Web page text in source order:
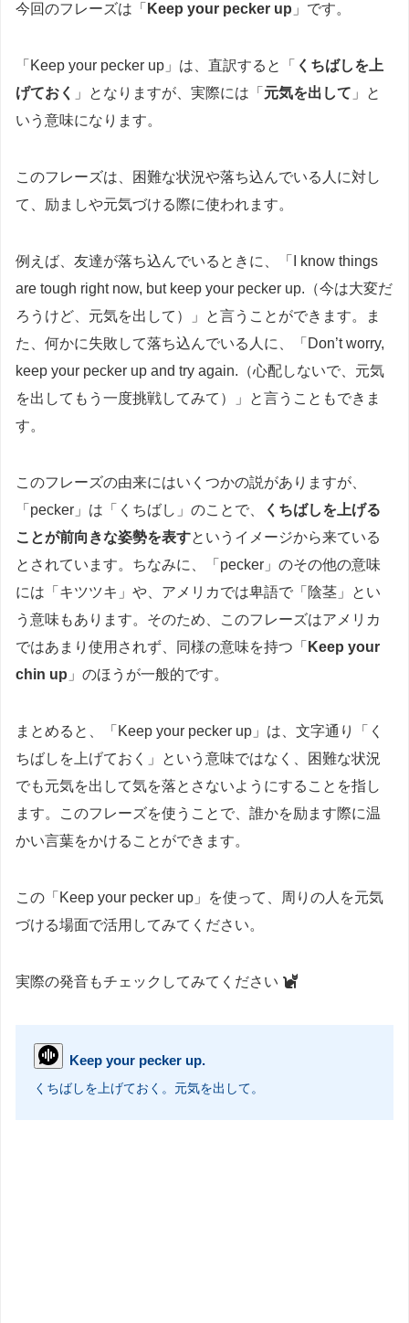
今回のフレーズは「 Keep your pecker up 」です。
「Keep your pecker up」は、直訳すると「 くちばしを上
げておく
」となりますが、実際には「 元気を出して 」と
いう意味になります。
このフレーズは、困難な状況や落ち込んでいる人に対し
て、励ましや元気づける際に使われます。
例えば、友達が落ち込んでいるときに、「I know things
are tough right now, but keep your pecker up.（今は大変だ
ろうけど、元気を出して）」と言うことができます。ま
た、何かに失敗して落ち込んでいる人に、「Don’t worry,
keep your pecker up and try again.（心配しないで、元気
を出してもう一度挑戦してみて）」と言うこともできま
す。
このフレーズの由来にはいくつかの説がありますが、
「pecker」は「くちばし」のことで、
くちばしを上げる
ことが前向きな姿勢を表すというイメージから来ている
とされています。ちなみに、「pecker」のその他の意味
には「キツツキ」や、アメリカでは卑語で「陰茎」とい
う意味もあります。そのため、このフレーズはアメリカ
ではあまり使用されず、同様の意味を持つ「 Keep your
chin up 」のほうが一般的です。
まとめると、「Keep your pecker up」は、文字通り「く
ちばしを上げておく」という意味ではなく、困難な状況
でも元気を出して気を落とさないようにすることを指し
ます。このフレーズを使うことで、誰かを励ます際に温
かい言葉をかけることができます。
この「Keep your pecker up」を使って、周りの人を元気
づける場面で活用してみてください。
実際の発音もチェックしてみてください
Keep your pecker up.
くちばしを上げておく。元気を出して。